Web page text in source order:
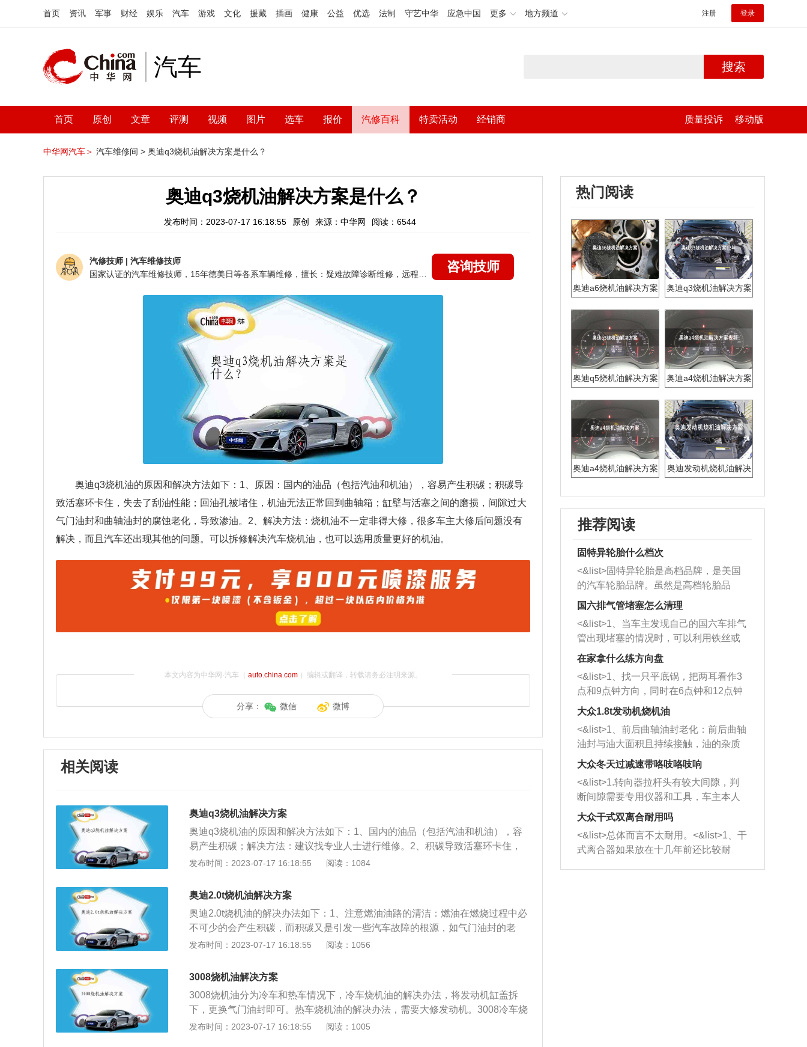
首页 资讯 军事 财经 娱乐 汽车 游戏 文化 援藏 插画 健康 公益 优选 法制 守艺中华 应急中国 更多 地方频道 注册 登录
汽车 搜索
首页 原创 文章 评测 视频 图片 选车 报价 汽修百科 特卖活动 经销商 质量投诉 移动版
中华网汽车＞ 汽车维修间 > 奥迪q3烧机油解决方案是什么？
奥迪q3烧机油解决方案是什么？
发布时间：2023-07-17 16:18:55 原创 来源：中华网 阅读：6544
汽修技师 | 汽车维修技师
咨询技师
奥迪q3烧机油的原因和解决方法如下：1、原因：国内的油品（包括汽油和机油），容易产生积碳；积碳导
致活塞环卡住，失去了刮油性能；回油孔被堵住，机油无法正常回到曲轴箱；缸壁与活塞之间的磨损，间隙过大
气门油封和曲轴油封的腐蚀老化，导致渗油。2、解决方法：烧机油不一定非得大修，很多车主大修后问题没有
解决，而且汽车还出现其他的问题。可以拆修解决汽车烧机油，也可以选用质量更好的机油。
本文内容为中华网·汽车（ auto.china.com）编辑或翻译，转载请务必注明来源。
分享： 微信 微博
相关阅读
奥迪q3烧机油解决方案
奥迪q3烧机油的原因和解决方法如下：1、国内的油品（包括汽油和机油），容
易产生积碳；解决方法：建议找专业人士进行维修。2、积碳导致活塞环卡住，
失去了刮油性能；解决方法：建议找专业人士进行维修。3、回油孔被堵住，机
之间的磨损，间隙过大气门油封和曲轴油封的腐蚀老化，导致渗油。解决方法：
建议找专业人士进行维修。5、气门油封。气门其实就是用来防止机油渗漏到燃
烧室里面，但是长时间的使用后，多多少少都是会出现磨损或老化的情况，造成
密封性能下降，机油就会顺着气门渗入气缸，和燃油混合燃烧。解决方法：应及
时更换气门油封，以保证气门的密封性。
发布时间：2023-07-17 16:18:55 阅读：1084
奥迪2.0t烧机油解决方案
奥迪2.0t烧机油的解决办法如下：1、注意燃油油路的清洁：燃油在燃烧过程中必
不可少的会产生积碳，而积碳又是引发一些汽车故障的根源，如气门油封的老
化、活塞缸壁间隙变大等等。都与积碳的形成有着直接或间接的关系，所以保持
用高品质机油：机油在长时间高温状态下极易腐蚀老化，导致油膜变稀，更容易
窜到燃烧室参与燃烧，所以使用高品质的机油可以大大延缓这一现象。3、经常
检查油表：按照产品使用说明书的要求定期更换机油和机油滤清器，更换正品机
油滤清器零配件，一旦机油流失异常，就要去修理厂进行保养。
发布时间：2023-07-17 16:18:55 阅读：1056
3008烧机油解决方案
3008烧机油分为冷车和热车情况下，冷车烧机油的解决办法，将发动机缸盖拆
下，更换气门油封即可。热车烧机油的解决办法，需要大修发动机。3008冷车烧
机油：在汽车温度尚未完全热起来时，发动机排气管排出许多蓝烟，但热车后正
发布时间：2023-07-17 16:18:55 阅读：1005
热门阅读
奥迪a6烧机油解决方案
奥迪q3烧机油解决方案
奥迪q5烧机油解决方案
奥迪a4烧机油解决方案
奥迪a4烧机油解决方案
奥迪发动机烧机油解决
推荐阅读
固特异轮胎什么档次
<&list>固特异轮胎是高档品牌，是美国
的汽车轮胎品牌。虽然是高档轮胎品
牌，但是中高低端的轮胎都有生产，这
也是为了更好的开拓市场。
国六排气管堵塞怎么清理
<&list>1、当车主发现自己的国六车排气
管出现堵塞的情况时，可以利用铁丝或
者是细棍，直接将杂物给取出来，如果
堵塞情况比较严重，也可以采取应急措
施。 <&list>2、直接利用木棍将所有的
杂物推到排气管里面的位置处，然后将
三元催化器拆解开，就可以将堵塞的东
西取出来。但如果是因为积碳过多引起
的堵塞，就需要将三元催化器泡在草酸
洗剂对堵塞的情况得到解决，将清洗剂
放在燃油箱中，与燃油混合后，车辆启
动时，就可以和汽油一起进入到燃烧
室，最后形成废气排出，就可以让三元
催化器得到清洗，排气管堵塞的情况就
能够得到解决。
在家拿什么练方向盘
<&list>1、找一只平底锅，把两耳看作3
点和9点钟方向，同时在6点钟和12点钟
方向做一个标记。 <&list>2、双手握住
一圈半的练习，往右同样也要打相同的
圈数。 <&list>3、最后强调要反复练
习，这样就可以形成肌肉记忆，在真实
驾驶车辆时，不需要记忆也能打好方
向。
大众1.8t发动机烧机油
<&list>1、前后曲轴油封老化：前后曲轴
油封与油大面积且持续接触，油的杂质
和发动机内持续温度变化使其密封效果
逐渐减弱，导致渗油或漏油。<&list>2、
活塞间隙过大：积碳会使活塞环与缸体
的间隙扩大，导致机油流入燃烧室中，
造成烧机油。<&list>3、机油粘度。使用
机油粘度过小的话，同样会有烧机油现
象，机油粘度过小具有很好的流动性，
大众冬天过减速带咯吱咯吱响
<&list>1.转向器拉杆头有较大间隙，判
断间隙需要专用仪器和工具，车主本人
无法制作，需要将车辆送到修理厂或4s
店；<&list>2.车辆半轴套管防尘罩破
裂，破裂后会出现漏油现象，使半轴磨
损严重，磨损的半轴容易损坏，产生异
响；<&list>3.稳定器的转向胶套和球头
大众干式双离合耐用吗
<&list>总体而言不太耐用。<&list>1、干
式离合器如果放在十几年前还比较耐